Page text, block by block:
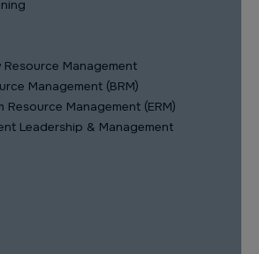
Resource Management
Management (BRM)
Resource Management (ERM)
Leadership & Management